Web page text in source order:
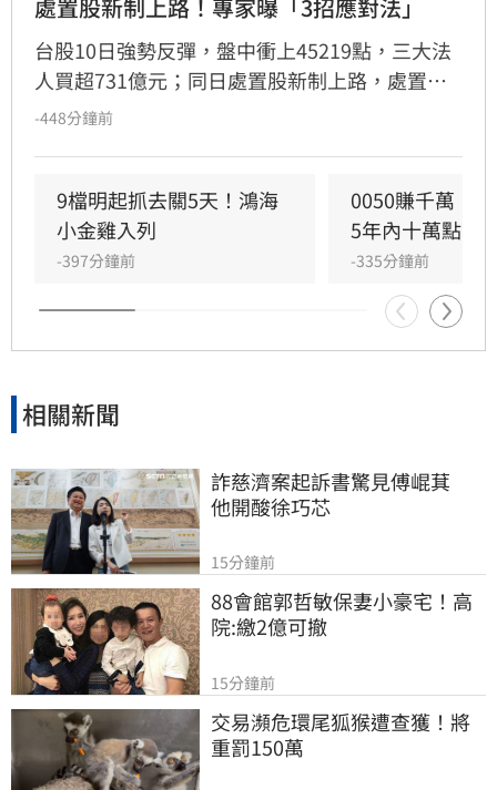
處置股新制上路！專家曝「3招應對法」
台股10日強勢反彈，盤中衝上45219點，三大法
人買超731億元；同日處置股新制上路，處置期
間原則縮至5天，多數個股約每2分鐘撮合一次，
-448分鐘前
9檔明起抓去關5天！鴻海
小金雞入列
-397分鐘前
0050賺千萬！1
5年內十萬點
-335分鐘前
相關新聞
詐慈濟案起訴書驚見傅崐萁
他開酸徐巧芯
15分鐘前
88會館郭哲敏保妻小豪宅！高
院:繳2億可撤
15分鐘前
交易瀕危環尾狐猴遭查獲！將
重罰150萬